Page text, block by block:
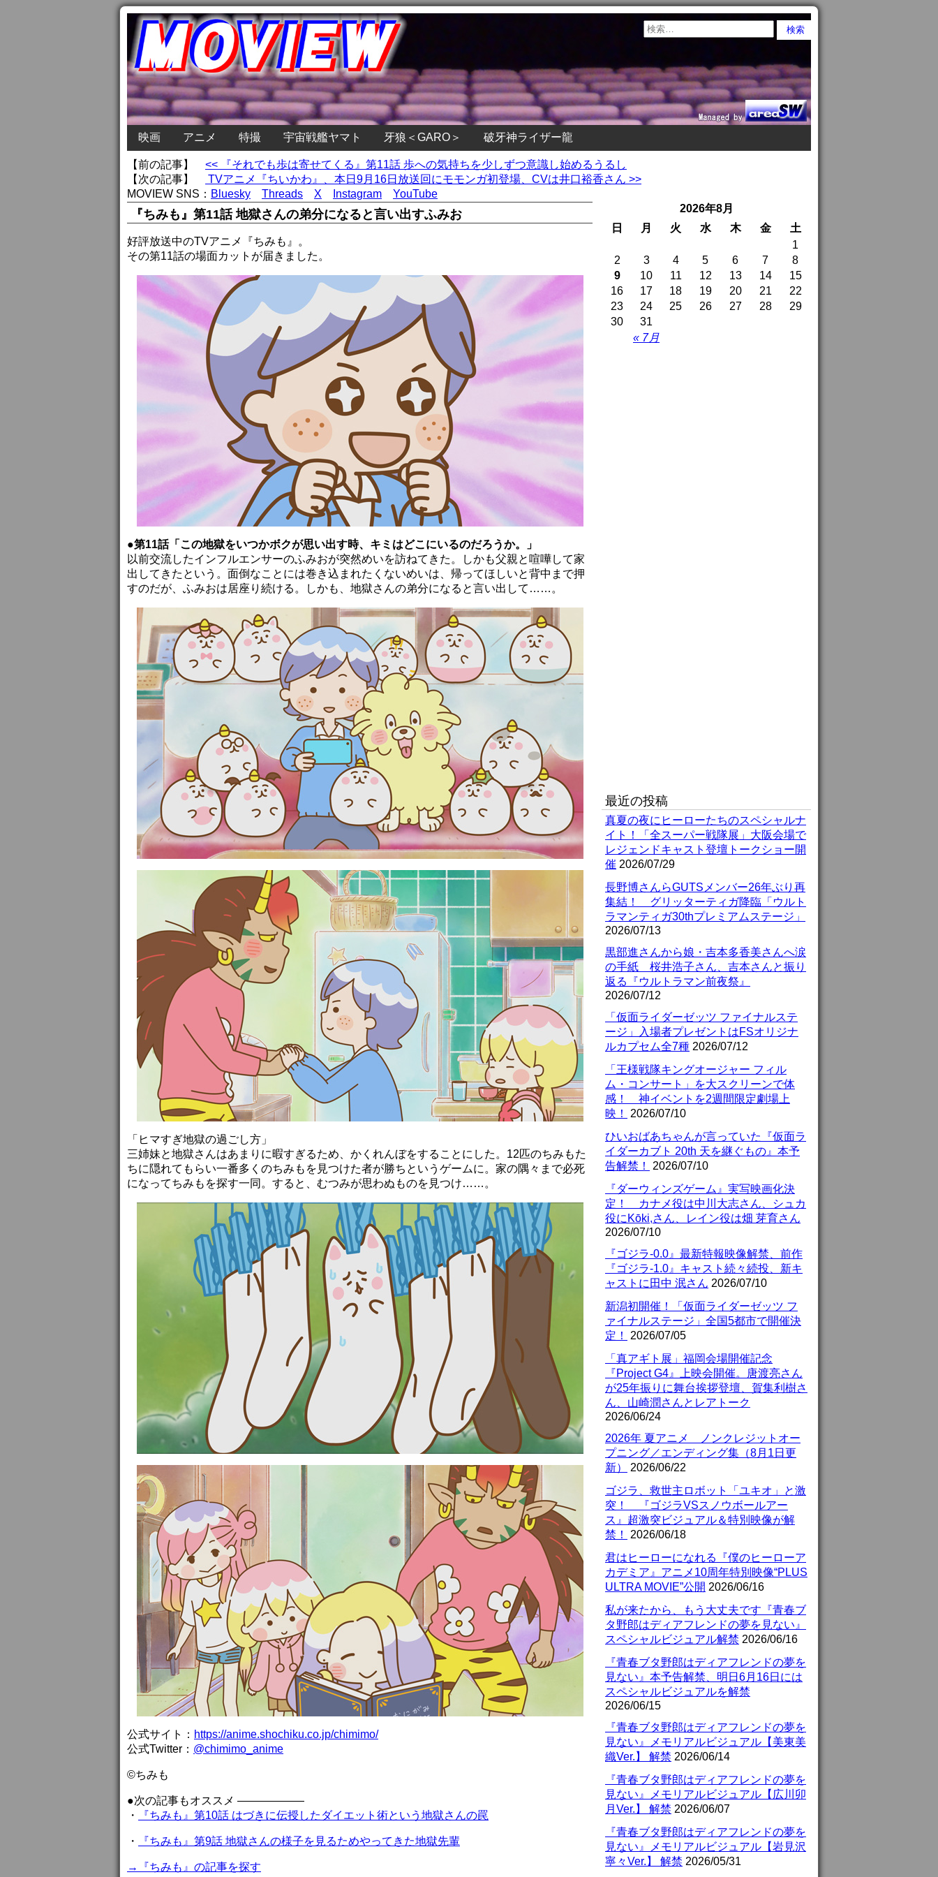
映画 アニメ 特撮 宇宙戦艦ヤマト 牙狼＜GARO＞ 破牙神ライザー龍
【前の記事】 << 『それでも歩は寄せてくる』第11話 歩への気持ちを少しずつ意識し始めるうるし
【次の記事】
TVアニメ『ちいかわ』、本日9月16日放送回にモモンガ初登場、CVは井口裕香さん >>
MOVIEW SNS： Bluesky Threads X Instagram YouTube
『ちみも』第11話 地獄さんの弟分になると言い出すふみお
好評放送中のTVアニメ『ちみも』。
その第11話の場面カットが届きました。
●第11話「この地獄をいつかボクが思い出す時、キミはどこにいるのだろうか。」
以前交流したインフルエンサーのふみおが突然めいを訪ねてきた。しかも父親と喧嘩して家
出してきたという。面倒なことには巻き込まれたくないめいは、帰ってほしいと背中まで押
すのだが、ふみおは居座り続ける。しかも、地獄さんの弟分になると言い出して……。
「ヒマすぎ地獄の過ごし方」
三姉妹と地獄さんはあまりに暇すぎるため、かくれんぼをすることにした。12匹のちみもた
ちに隠れてもらい一番多くのちみもを見つけた者が勝ちというゲームに。家の隅々まで必死
になってちみもを探す一同。すると、むつみが思わぬものを見つけ……。
公式サイト： https://anime.shochiku.co.jp/chimimo/
公式Twitter： @chimimo_anime
©ちみも
●次の記事もオススメ ——————
・
『ちみも』第10話 はづきに伝授したダイエット術という地獄さんの罠
・ 『ちみも』第9話 地獄さんの様子を見るためやってきた地獄先輩
→『ちみも』の記事を探す
2026年8月
日
月 火 水 木 金 土
« 7月
1
2
3 4 5 6 7
8
9
10 11 12 13 14
15
16
17 18 19 20 21
22
23
24 25 26 27 28
29
30
31
最近の投稿
真夏の夜にヒーローたちのスペシャルナ
イト！「全スーパー戦隊展」大阪会場で
レジェンドキャスト登壇トークショー開
催 2026/07/29
長野博さんらGUTSメンバー26年ぶり再
集結！ グリッターティガ降臨「ウルト
ラマンティガ30thプレミアムステージ」
2026/07/13
黒部進さんから娘・吉本多香美さんへ涙
の手紙 桜井浩子さん、吉本さんと振り
返る『ウルトラマン前夜祭』
2026/07/12
「仮面ライダーゼッツ ファイナルステ
ージ」入場者プレゼントはFSオリジナ
ルカプセム全7種 2026/07/12
「王様戦隊キングオージャー フィル
ム・コンサート」を大スクリーンで体
感！ 神イベントを2週間限定劇場上
映！
2026/07/10
ひいおばあちゃんが言っていた『仮面ラ
イダーカブト 20th 天を継ぐもの』本予
告解禁！
2026/07/10
『ダーウィンズゲーム』実写映画化決
定！ カナメ役は中川大志さん、シュカ
役にKōki,さん、レイン役は畑 芽育さん
2026/07/10
『ゴジラ-0.0』最新特報映像解禁、前作
『ゴジラ-1.0』キャスト続々続投、新キ
ャストに田中 泯さん 2026/07/10
新潟初開催！「仮面ライダーゼッツ フ
ァイナルステージ」全国5都市で開催決
定！
2026/07/05
「真アギト展」福岡会場開催記念
『Project G4』上映会開催。唐渡亮さん
が25年振りに舞台挨拶登壇、賀集利樹さ
ん、山崎潤さんとレアトーク
2026/06/24
2026年 夏アニメ ノンクレジットオー
プニング／エンディング集（8月1日更
新）
2026/06/22
ゴジラ、救世主ロボット「ユキオ」と激
突！ 『ゴジラVSスノウボールアー
ス』超激突ビジュアル＆特別映像が解
禁！
2026/06/18
君はヒーローになれる『僕のヒーローア
カデミア』アニメ10周年特別映像“PLUS
ULTRA MOVIE”公開 2026/06/16
私が来たから、もう大丈夫です『青春ブ
タ野郎はディアフレンドの夢を見ない』
スペシャルビジュアル解禁 2026/06/16
『青春ブタ野郎はディアフレンドの夢を
見ない』本予告解禁、明日6月16日には
スペシャルビジュアルを解禁
2026/06/15
『青春ブタ野郎はディアフレンドの夢を
見ない』メモリアルビジュアル【美東美
織Ver.】 解禁 2026/06/14
『青春ブタ野郎はディアフレンドの夢を
見ない』メモリアルビジュアル【広川卯
月Ver.】 解禁 2026/06/07
『青春ブタ野郎はディアフレンドの夢を
見ない』メモリアルビジュアル【岩見沢
寧々Ver.】 解禁 2026/05/31